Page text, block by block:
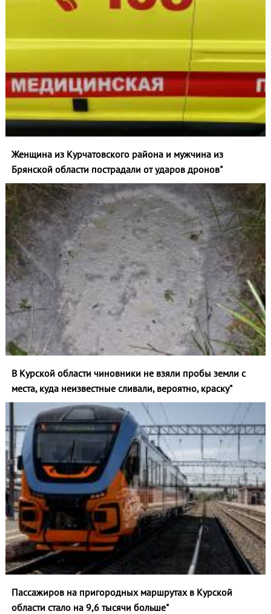
Женщина из Курчатовского района и мужчина из
Брянской области пострадали от ударов дронов"
В Курской области чиновники не взяли пробы земли с
места, куда неизвестные сливали, вероятно, краску"
Пассажиров на пригородных маршрутах в Курской
области стало на 9,6 тысячи больше"